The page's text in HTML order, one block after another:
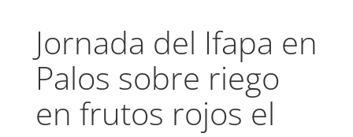
Jornada del Ifapa en
Palos sobre riego
en frutos rojos el